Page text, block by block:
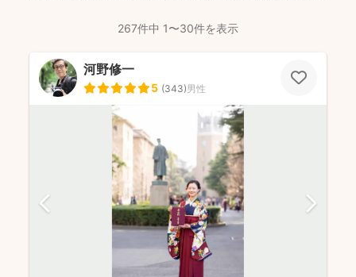
267件中 1〜30件を表示
河野修一
5 (343)男性